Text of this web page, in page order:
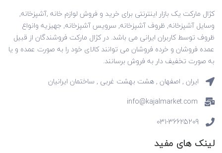
کژال مارکت یک بازار اینترنتی برای خرید و فروش لوازم خانه ,آشپزخانه,
وسایل آشپزخانه, ظروف آشپزخانه, سرویس آشپزخانه, جهیزیه وانواع
ظروف توسط کاربران ایرانی می باشد. در کژال مارکت فروشندگان از قبیل
عمده فروشان و خرده فروشان می توانند کالای خود را به صورت عمده و یا
به صورت تخفیف دار به فروش برسانند.
ایران , اصفهان , هشت بهشت غربی , ساختمان ایرانیان
info@kajalmarket.com
031-36625209
لینک های مفید